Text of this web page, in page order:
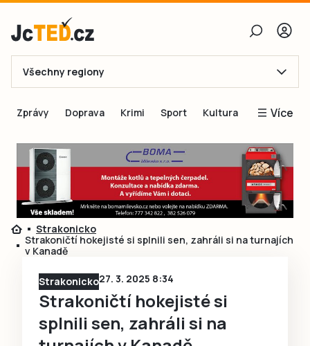
E-mail
Obnovit heslo
Přihlásit se
Přihlásit se přes Facebook
Všechny regiony
Zprávy Doprava Krimi Sport Kultura Více
Blogy
Inspirace
Čtenáři píší
Speciální přílohy
Strakonicko
Strakoničtí hokejisté si splnili sen, zahráli si na turnajích
v Kanadě
Strakonicko27. 3. 2025 8:34
Strakoničtí hokejisté si
splnili sen, zahráli si na